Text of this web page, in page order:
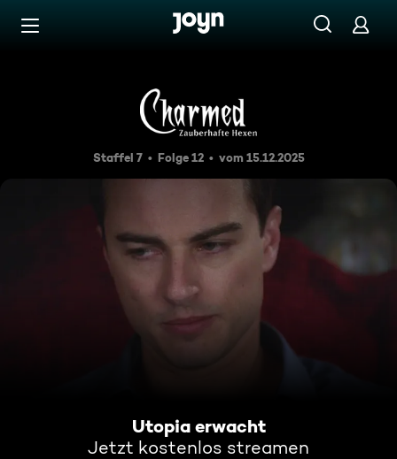
Zum Inhalt springen
Utopia erwacht
Staffel 7 Folge 12 vom 15.12.2025
Utopia erwacht
Jetzt kostenlos streamen